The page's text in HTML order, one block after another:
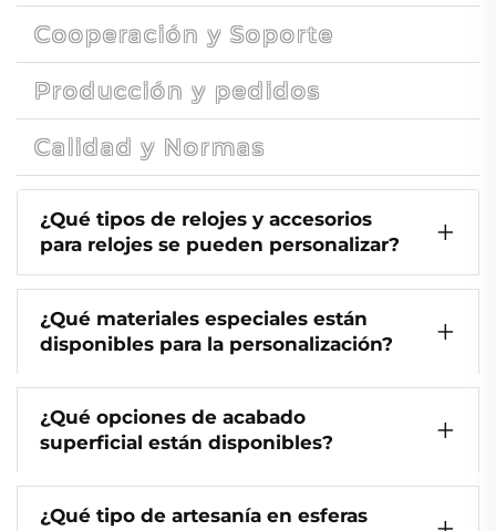
Cooperación y Soporte
Producción y pedidos
Calidad y Normas
¿Qué tipos de relojes y accesorios
para relojes se pueden personalizar?
¿Qué materiales especiales están
disponibles para la personalización?
¿Qué opciones de acabado
superficial están disponibles?
¿Qué tipo de artesanía en esferas